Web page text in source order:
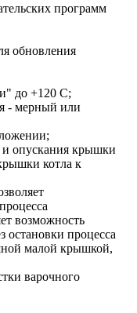
программ
обновления
до +120 С;
- мерный или
и опускания крышки
котла к
возможность
остановки процесса
малой крышкой,
варочного